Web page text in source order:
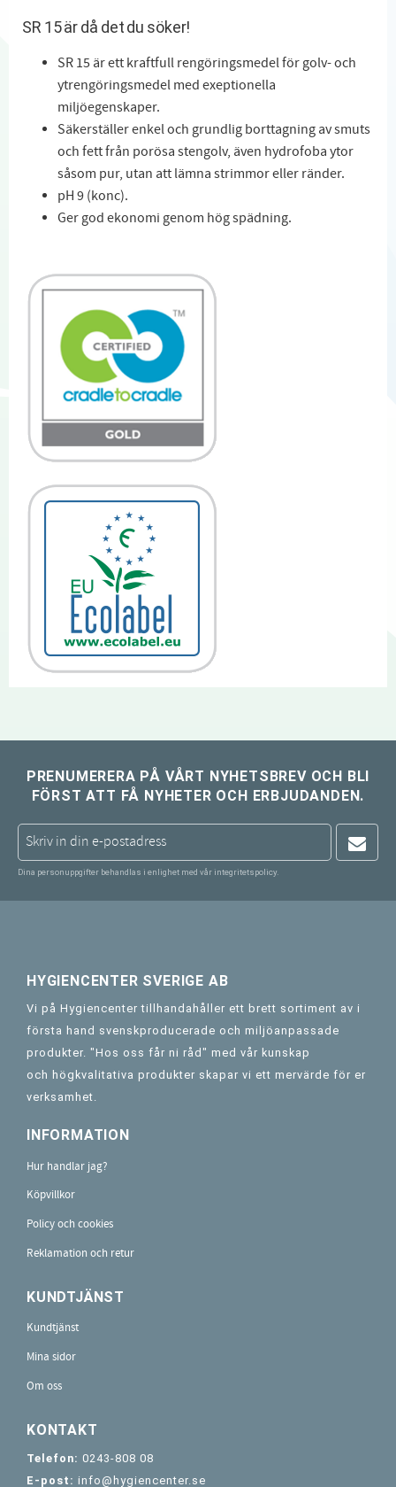
SR 15 är då det du söker!
SR 15 är ett kraftfull rengöringsmedel för golv- och
ytrengöringsmedel med exeptionella
miljöegenskaper.
Säkerställer enkel och grundlig borttagning av smuts
och fett från porösa stengolv, även hydrofoba ytor
såsom pur, utan att lämna strimmor eller ränder.
pH 9 (konc).
Ger god ekonomi genom hög spädning.
PRENUMERERA PÅ VÅRT NYHETSBREV OCH BLI
FÖRST ATT FÅ NYHETER OCH ERBJUDANDEN.
Dina personuppgifter behandlas i enlighet med vår integritetspolicy.
HYGIENCENTER SVERIGE AB
Vi på Hygiencenter tillhandahåller ett brett sortiment av i
första hand svenskproducerade och miljöanpassade
produkter. "Hos oss får ni råd" med vår kunskap
och högkvalitativa produkter skapar vi ett mervärde för er
verksamhet.
INFORMATION
Hur handlar jag?
Köpvillkor
Policy och cookies
Reklamation och retur
KUNDTJÄNST
Kundtjänst
Mina sidor
Om oss
KONTAKT
Telefon: 0243-808 08
E-post: info@hygiencenter.se